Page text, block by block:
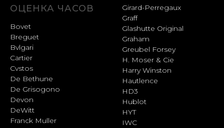
ОЦЕНКА ЧАСОВ
Bovet
Breguet
Bvlgari
Cartier
Cvstos
De Bethune
De Grisogono
Devon
DeWitt
Franck Muller
Girard-Perregaux
Graff
Glashutte Original
Graham
Greubel Forsey
H. Moser & Cie
Harry Winston
Hautlence
HD3
Hublot
HYT
IWC